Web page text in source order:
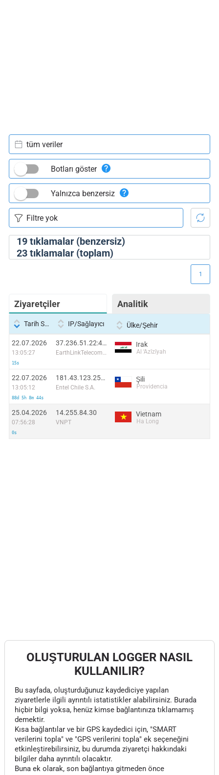
19tıklamalar (benzersiz)
23tıklamalar (toplam)
tüm veriler
Botları göster
Yalnızca benzersiz
Ziyaretçiler Analitik
1
Tarih Saati IP/Sağlayıcı Ülke/Şehir
22.07.2026
13:05:27
15s
37.236.51.22:46460
EarthLinkTelecommunications
Irak
Al ‘Azīzīyah
22.07.2026
13:05:12
88d 5h 8m 44s
181.43.123.254:58552
Entel Chile S.A.
Şili
Providencia
25.04.2026
07:56:28
0s
14.255.84.30
VNPT
Vietnam
Ha Long
OLUŞTURULAN LOGGER NASIL
KULLANILIR?
Bu sayfada, oluşturduğunuz kaydediciye yapılan
ziyaretlerle ilgili ayrıntılı istatistikler alabilirsiniz. Burada
hiçbir bilgi yoksa, henüz kimse bağlantınıza tıklamamış
demektir.
Kısa bağlantılar ve bir GPS kaydedici için, "SMART
verilerini topla" ve "GPS verilerini topla" ek seçeneğini
etkinleştirebilirsiniz, bu durumda ziyaretçi hakkındaki
bilgiler daha ayrıntılı olacaktır.
Buna ek olarak, son bağlantıya gitmeden önce